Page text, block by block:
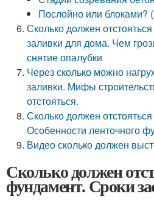
Послойно или блоками?
Сколько должен
заливки для дома. Чем
снятие опалубки
Через сколько можно
заливки. Мифы
отстояться.
Сколько должен
Особенности ленточного
Видео сколько должен
Сколько должен
фундамент. Сроки